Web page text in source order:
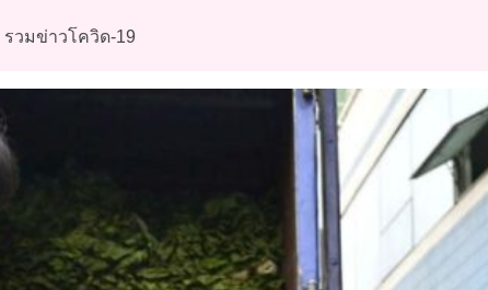
รวมข่าวโควิด-19